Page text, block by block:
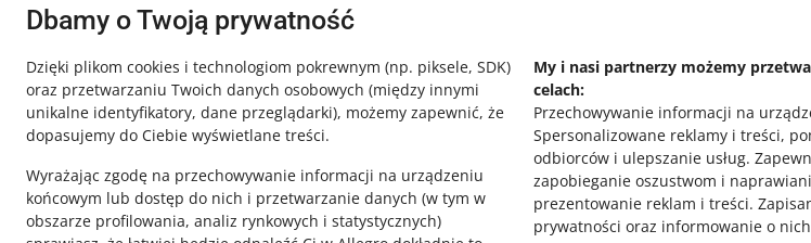
Dbamy o Twoją prywatność
Dzięki plikom cookies i technologiom pokrewnym (np. piksele, SDK)
oraz przetwarzaniu Twoich danych osobowych (między innymi
unikalne identyfikatory, dane przeglądarki), możemy zapewnić, że
dopasujemy do Ciebie wyświetlane treści.
Wyrażając zgodę na przechowywanie informacji na urządzeniu
końcowym lub dostęp do nich i przetwarzanie danych (w tym w
obszarze profilowania, analiz rynkowych i statystycznych)
My i nasi partnerzy możemy
celach:
Przechowywanie informacji na
Spersonalizowane reklamy i treści,
odbiorców i ulepszanie usług.
zapobieganie oszustwom i
prezentowanie reklam i treści.
prywatności oraz informowanie o nich